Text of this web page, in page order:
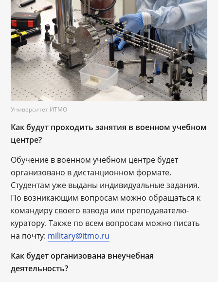
Университет ИТМО
Как будут проходить занятия в военном учебном
центре?
Обучение в военном учебном центре будет
организовано в дистанционном формате.
Студентам уже выданы индивидуальные задания.
По возникающим вопросам можно обращаться к
командиру своего взвода или преподавателю-
куратору. Также по всем вопросам можно писать
на почту: military@itmo.ru
Как будет организована внеучебная
деятельность?